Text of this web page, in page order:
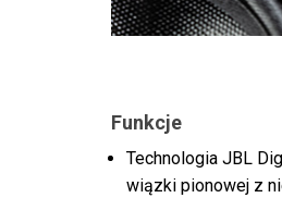
Funkcje
Technologia JBL
wiązki pionowej z